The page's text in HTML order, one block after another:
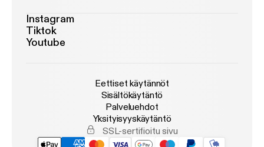
Instagram
Tiktok
Youtube
Eettiset käytännöt
Sisältökäytäntö
Palveluehdot
Yksityisyyskäytäntö
SSL-sertifioitu sivu